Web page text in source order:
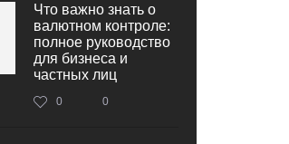
Что важно знать о
валютном контроле:
полное руководство
для бизнеса и
частных лиц
0 0